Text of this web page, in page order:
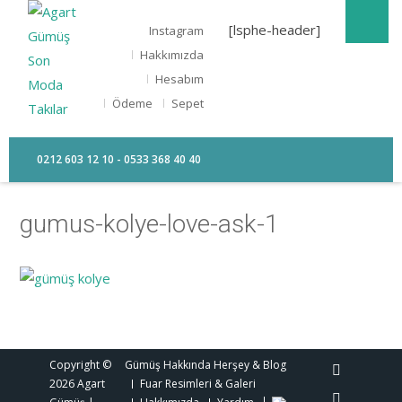
Instagram
Hakkımızda
Hesabım
Ödeme
Sepet
[lsphe-header]
0212 603 12 10 - 0533 368 40 40
gumus-kolye-love-ask-1
Copyright ©
2026Agart
Gümüş Hakkında Herşey & Blog
Fuar Resimleri & Galeri